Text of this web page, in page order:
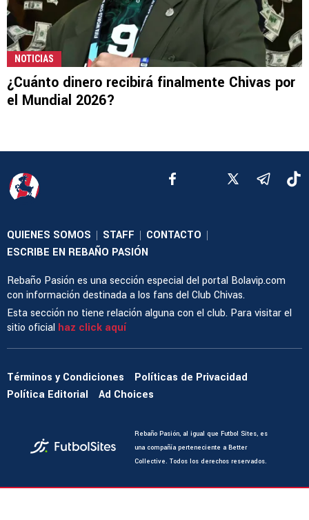
NOTICIAS
¿Cuánto dinero recibirá finalmente Chivas por
el Mundial 2026?
QUIENES SOMOS | STAFF | CONTACTO |
ESCRIBE EN REBAÑO PASIÓN
Rebaño Pasión es una sección especial del portal Bolavip.com
con información destinada a los fans del Club Chivas.
Esta sección no tiene relación alguna con el club. Para visitar el
sitio oficial haz click aquí
Términos y Condiciones
Políticas de Privacidad
Política Editorial
Ad Choices
Rebaño Pasión, al igual que Futbol Sites, es
una compañía perteneciente a Better
Collective. Todos los derechos reservados.